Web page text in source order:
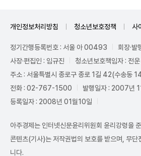
개인정보처리방침 청소년보호정책 사
정기간행등록번호 : 서울 아 00493
회장·발
사장·편집인 : 임규진
청소년보호책임자 : 전운
주소 : 서울특별시 종로구 종로 1길 42(수송동
전화 : 02-767-1500
발행일자 : 2007년
등록일자 : 2008년 01월10일
아주경제는 인터넷신문윤리위원회 윤리강령을
콘텐츠(기사)는 저작권법의 보호를 받으며, 무단
니다.